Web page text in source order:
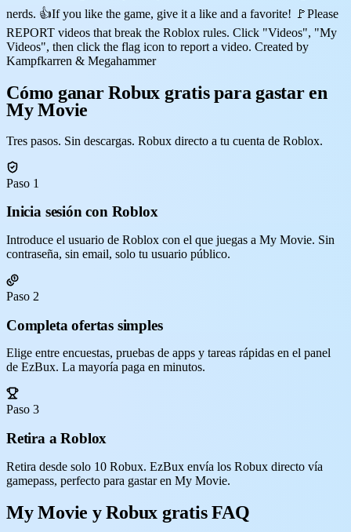
nerds. 👍If you like the game, give it a like and a favorite! 🚩Please
REPORT videos that break the Roblox rules. Click "Videos", "My
Videos", then click the flag icon to report a video. Created by
Kampfkarren & Megahammer
Cómo ganar Robux gratis para gastar en
My Movie
Tres pasos. Sin descargas. Robux directo a tu cuenta de Roblox.
Paso 1
Inicia sesión con Roblox
Introduce el usuario de Roblox con el que juegas a My Movie. Sin
contraseña, sin email, solo tu usuario público.
Paso 2
Completa ofertas simples
Elige entre encuestas, pruebas de apps y tareas rápidas en el panel
de EzBux. La mayoría paga en minutos.
Paso 3
Retira a Roblox
Retira desde solo 10 Robux. EzBux envía los Robux directo vía
gamepass, perfecto para gastar en My Movie.
My Movie y Robux gratis FAQ